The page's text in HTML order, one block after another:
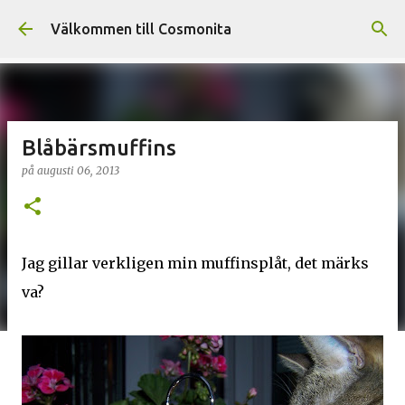
Fortsätt till huvudinnehåll
Välkommen till Cosmonita
Blåbärsmuffins
på augusti 06, 2013
Jag gillar verkligen min muffinsplåt, det märks
va?